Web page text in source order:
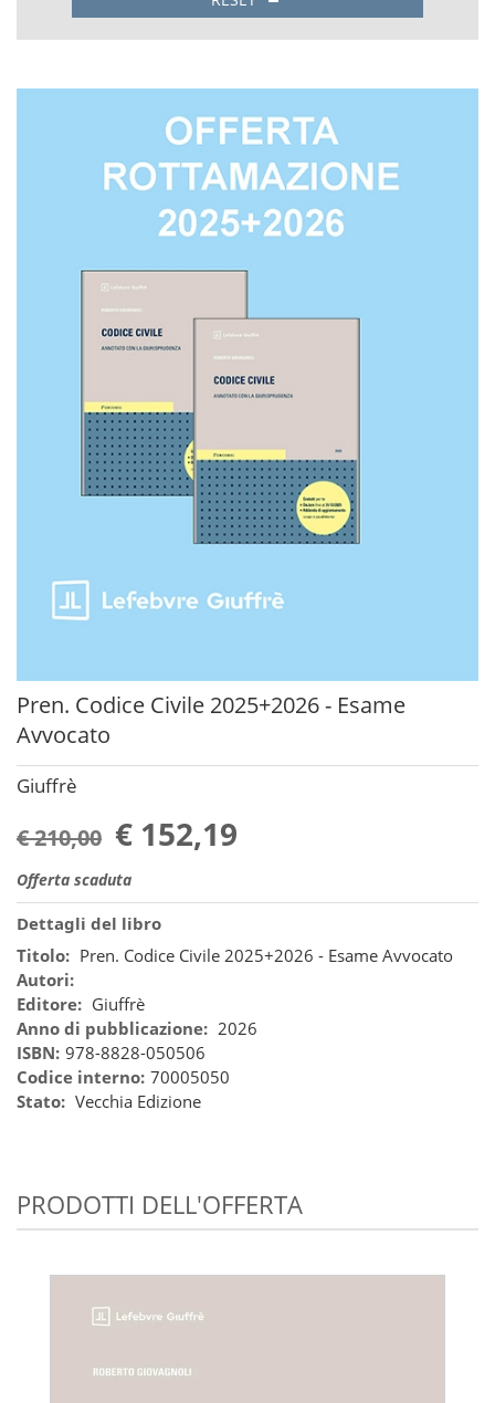
Pren. Codice Civile 2025+2026 - Esame
Avvocato
Giuffrè
€ 210,00 € 152,19
Offerta scaduta
Dettagli del libro
Titolo: Pren. Codice Civile 2025+2026 - Esame Avvocato
Autori:
Editore: Giuffrè
Anno di pubblicazione: 2026
ISBN: 978-8828-050506
Codice interno: 70005050
Stato: Vecchia Edizione
PRODOTTI DELL'OFFERTA